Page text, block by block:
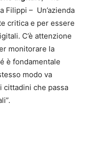
Filippi – Un’azienda
critica e per essere
C’è attenzione
monitorare la
è fondamentale
modo va
cittadini che passa